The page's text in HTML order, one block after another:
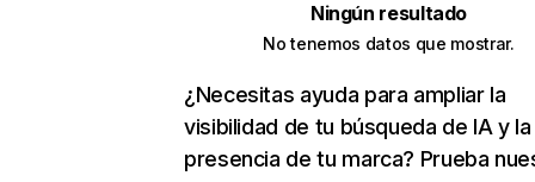
Ningún resultado
No tenemos datos que mostrar.
¿Necesitas ayuda para ampliar la
visibilidad de tu búsqueda de IA y la
presencia de tu marca? Prueba